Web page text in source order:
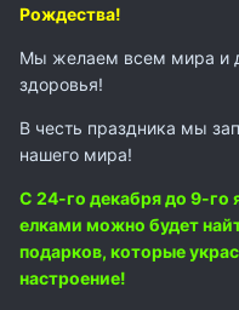
Рождества!
Мы желаем всем мира и
здоровья!
В честь праздника мы
нашего мира!
С 24-го декабря до 9-го
елками можно будет
подарков, которые
настроение!